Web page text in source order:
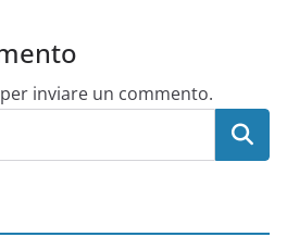
per inviare un commento.